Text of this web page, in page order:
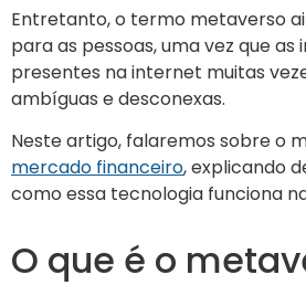
Entretanto, o termo metaverso
para as pessoas, uma vez que as
presentes na internet muitas
ambíguas e desconexas.
Neste artigo, falaremos sobre o
mercado financeiro, explicando
como essa tecnologia funciona
O que é o